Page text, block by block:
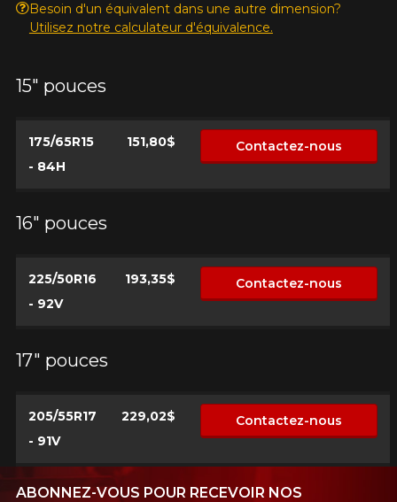
Besoin d'un équivalent dans une autre dimension?
Utilisez notre calculateur d'équivalence.
15" pouces
175/65R15
- 84H
151,80$ Contactez-nous
16" pouces
225/50R16
- 92V
193,35$ Contactez-nous
17" pouces
205/55R17
- 91V
229,02$ Contactez-nous
ABONNEZ-VOUS POUR RECEVOIR NOS